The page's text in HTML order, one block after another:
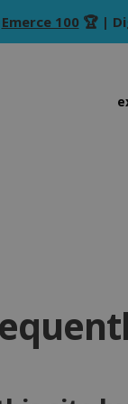
Emerce 100 🏆 |